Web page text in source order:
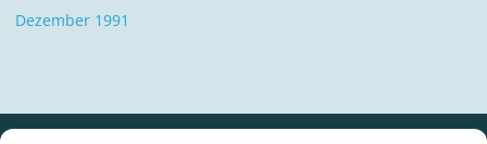
Dezember 1991